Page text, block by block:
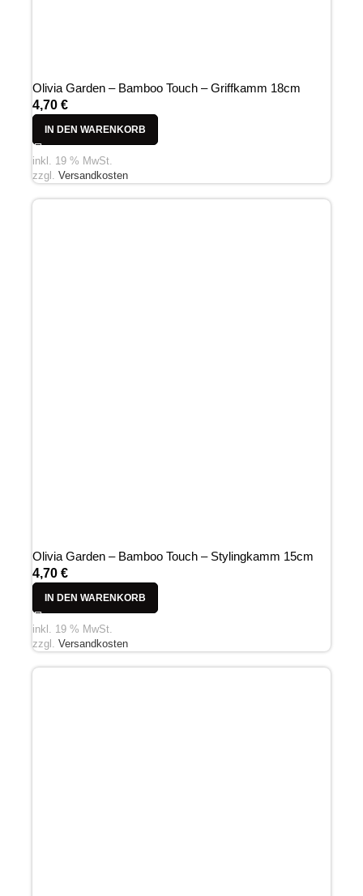
Olivia Garden – Bamboo Touch – Griffkamm 18cm
4,70 €
IN DEN WARENKORB
inkl. 19 % MwSt.
zzgl. Versandkosten
Olivia Garden – Bamboo Touch – Stylingkamm 15cm
4,70 €
IN DEN WARENKORB
inkl. 19 % MwSt.
zzgl. Versandkosten